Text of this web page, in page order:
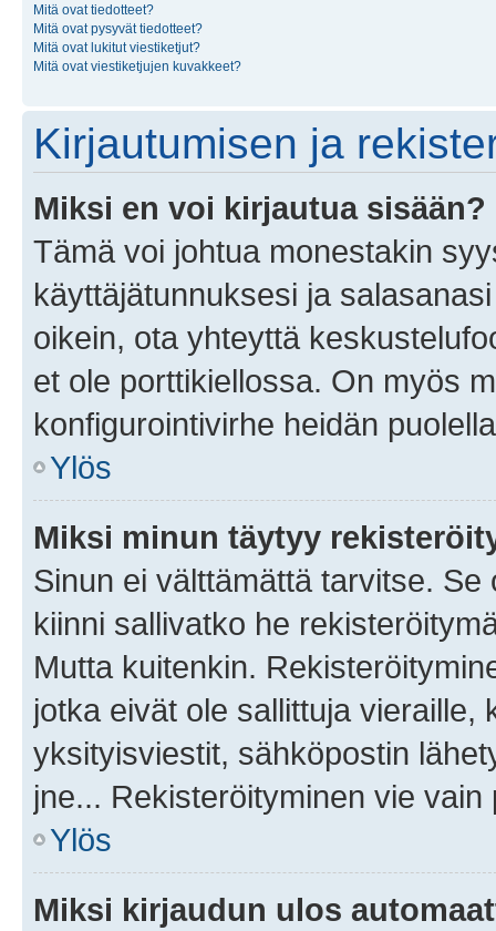
Mitä ovat tiedotteet?
Mitä ovat pysyvät tiedotteet?
Mitä ovat lukitut viestiketjut?
Mitä ovat viestiketjujen kuvakkeet?
Kirjautumisen ja
Miksi en voi kirjautua sisään?
Tämä voi johtua monestakin
käyttäjätunnuksesi ja
oikein, ota yhteyttä
et ole porttikiellossa. On myös
konfigurointivirhe heidän
Ylös
Miksi minun täytyy
Sinun ei välttämättä tarvitse.
kiinni sallivatko he
Mutta kuitenkin.
jotka eivät ole sallittuja vieraille,
yksityisviestit, sähköpostin
jne... Rekisteröityminen vie
Ylös
Miksi kirjaudun ulos